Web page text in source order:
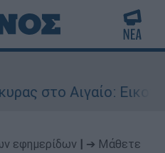
Εικονική
εφημερίδων
➔ Μάθετε